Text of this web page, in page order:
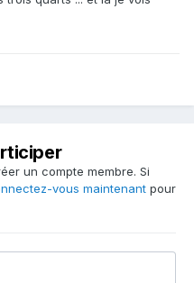
un compte membre. Si
vous maintenant pour